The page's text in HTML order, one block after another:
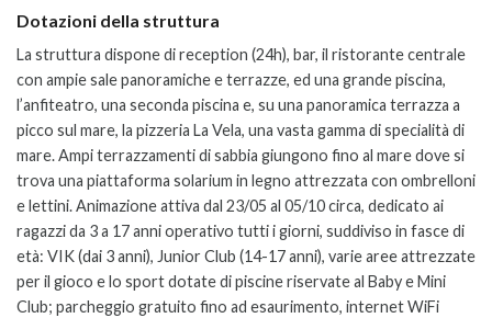
Dotazioni della struttura
La struttura dispone di reception (24h), bar, il ristorante centrale
con ampie sale panoramiche e terrazze, ed una grande piscina,
l’anfiteatro, una seconda piscina e, su una panoramica terrazza a
picco sul mare, la pizzeria La Vela, una vasta gamma di specialità di
mare. Ampi terrazzamenti di sabbia giungono fino al mare dove si
trova una piattaforma solarium in legno attrezzata con ombrelloni
e lettini.Animazione attiva dal 23/05 al 05/10 circa, dedicato ai
ragazzi da 3 a 17 anni operativo tutti i giorni, suddiviso in fasce di
età: VIK (dai 3 anni), Junior Club (14­-17 anni), varie aree attrezzate
per il gioco e lo sport dotate di piscine riservate al Baby e Mini
Club; parcheggio gratuito fino ad esaurimento, internet Wi­Fi